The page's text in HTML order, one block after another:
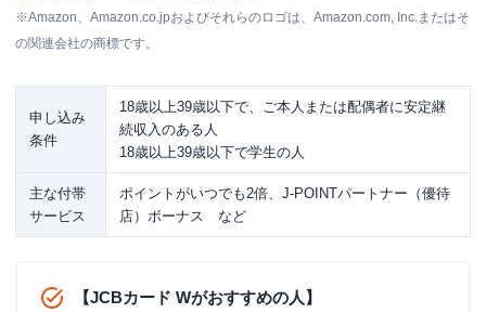
※Amazon、Amazon.co.jpおよびそれらのロゴは、Amazon.com, Inc.またはそ
の関連会社の商標です。
申し込み
条件
18歳以上39歳以下で、ご本人または配偶者に安定継
続収入のある人
18歳以上39歳以下で学生の人
主な付帯
サービス
ポイントがいつでも2倍、J-POINTパートナー（優待
店）ボーナス など
【JCBカード Wがおすすめの人】